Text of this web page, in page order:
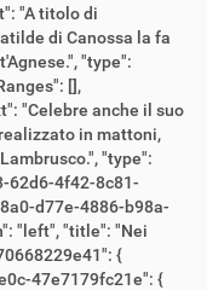
di Canossa la fa
"type":
in mattoni,
"type":